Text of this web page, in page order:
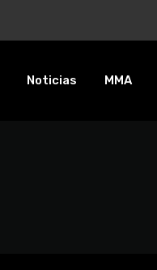
Noticias MMA